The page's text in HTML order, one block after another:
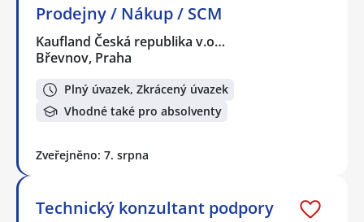
Prodejny / Nákup / SCM
Kaufland Česká republika v.o…
Břevnov, Praha
Plný úvazek, Zkrácený úvazek
Vhodné také pro absolventy
Zveřejněno: 7. srpna
Technický konzultant podpory